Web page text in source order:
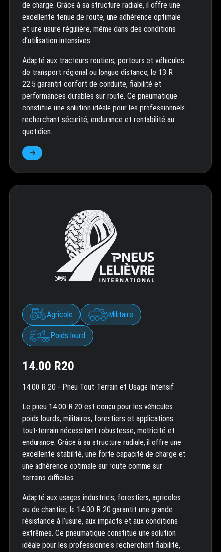
de charge. Grâce à sa structure radiale, il offre une
excellente tenue de route, une adhérence optimale
et une usure régulière, même dans des conditions
d’utilisation intensives.
Adapté aux tracteurs routiers, porteurs et véhicules
de transport régional ou longue distance, le 13 R
22.5 garantit confort de conduite, fiabilité et
performances durables sur route. Ce pneumatique
constitue une solution idéale pour les professionnels
recherchant sécurité, endurance et rentabilité au
quotidien.
Agricole Militaire
Poids lourd
14.00 R20
14.00 R 20 - Pneu Tout-Terrain et Usage Intensif
Le pneu 14.00 R 20 est conçu pour les véhicules
poids lourds, militaires, forestiers et applications
tout-terrain nécessitant robustesse, motricité et
endurance. Grâce à sa structure radiale, il offre une
excellente stabilité, une forte capacité de charge et
une adhérence optimale sur route comme sur
terrains difficiles.
Adapté aux usages industriels, forestiers, agricoles
ou de chantier, le 14.00 R 20 garantit une grande
résistance à l’usure, aux impacts et aux conditions
extrêmes. Ce pneumatique constitue une solution
idéale pour les professionnels recherchant fiabilité,